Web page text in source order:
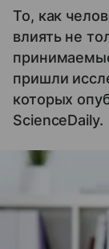
То, как
влиять не
пришли
которых
ScienceDaily.